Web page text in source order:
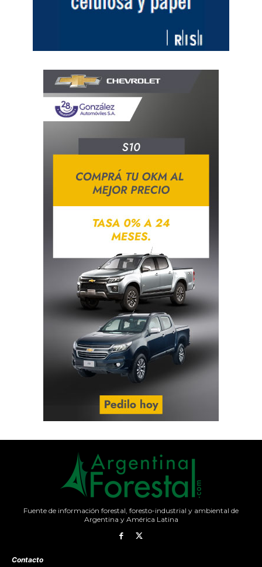
Fuente de información forestal, foresto-industrial y ambiental de
Argentina y América Latina
Contacto